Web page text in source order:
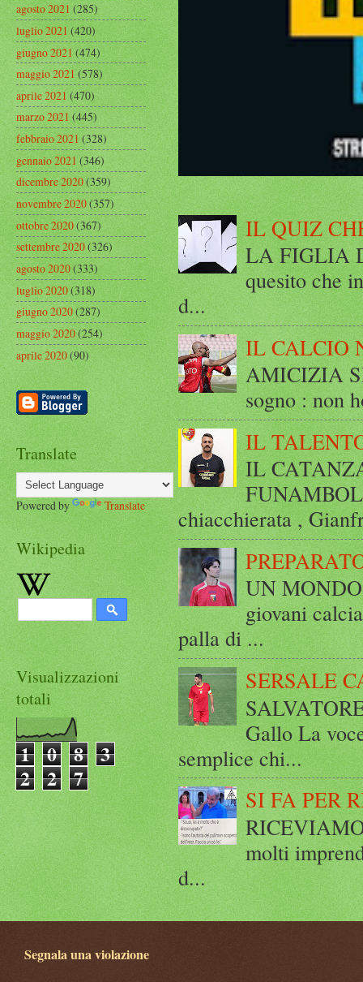
IL QUIZ
LA FIGLIA
quesito che
d...
IL CALCIO
AMICIZIA
sogno : non
IL
IL
chiacchierata ,
UN
giovani
palla di ...
SERSALE
Gallo La
semplice chi...
SI FA PER
molti
d...
agosto 2021(285)
luglio 2021(420)
giugno 2021(474)
maggio 2021(578)
aprile 2021(470)
marzo 2021(445)
febbraio 2021(328)
gennaio 2021(346)
dicembre 2020(359)
novembre 2020(357)
ottobre 2020(367)
settembre 2020(326)
agosto 2020(333)
luglio 2020(318)
giugno 2020(287)
maggio 2020(254)
aprile 2020(90)
Translate
Powered by Translate
Wikipedia
Visualizzazioni
totali
1 0 8 3
2 2 7
Segnala una violazione